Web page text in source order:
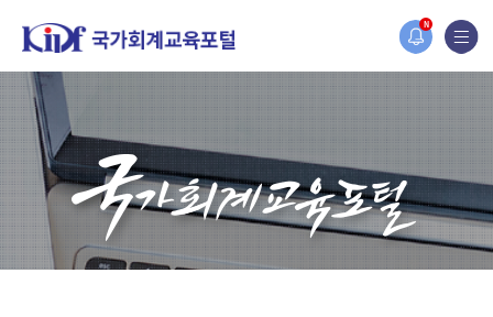
N
홈페이지가 새롭게 개편되었습니다.
한국조세재정연구원홈페이지가 새롭게 개설되었습니다.